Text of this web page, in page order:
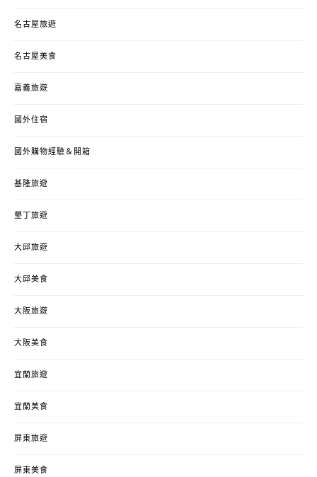
名古屋旅遊
名古屋美食
嘉義旅遊
國外住宿
國外購物經驗＆開箱
基隆旅遊
墾丁旅遊
大邱旅遊
大邱美食
大阪旅遊
大阪美食
宜蘭旅遊
宜蘭美食
屏東旅遊
屏東美食